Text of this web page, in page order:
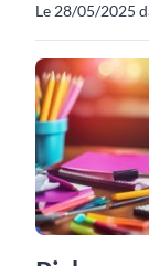
Le 28/05/2025